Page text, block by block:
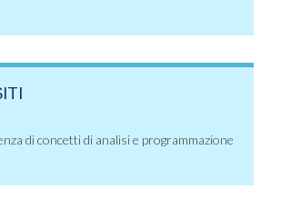
di concetti di analisi e programmazione